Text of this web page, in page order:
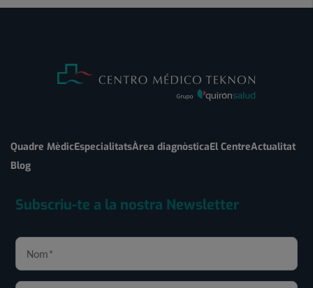
Quadre MèdicEspecialitatsÀrea diagnòsticaEl CentreActualitat
Blog
Subscriu-te a la nostra Newsletter